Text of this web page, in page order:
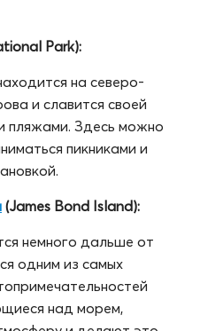
Park):
на северо-
и славится своей
пляжами. Здесь можно
пикниками и
(James Bond Island):
немного дальше от
одним из самых
над морем,
и делают это